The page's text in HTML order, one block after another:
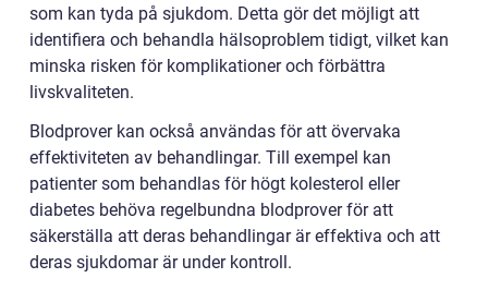
som kan tyda på sjukdom. Detta gör det möjligt att
identifiera och behandla hälsoproblem tidigt, vilket kan
minska risken för komplikationer och förbättra
livskvaliteten.
Blodprover kan också användas för att övervaka
effektiviteten av behandlingar. Till exempel kan
patienter som behandlas för högt kolesterol eller
diabetes behöva regelbundna blodprover för att
säkerställa att deras behandlingar är effektiva och att
deras sjukdomar är under kontroll.